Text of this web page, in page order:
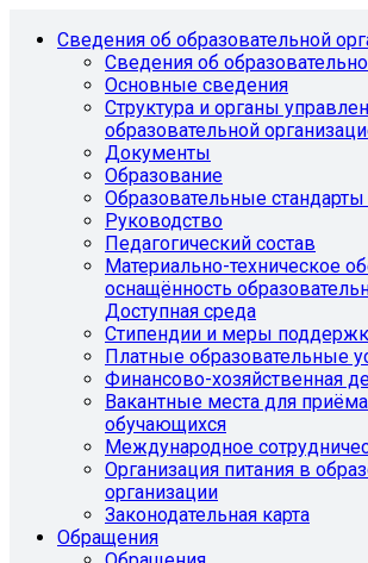
Сведения об образовательной
Сведения об
Основные сведения
Структура и органы
образовательной
Документы
Образование
Образовательные
Руководство
Педагогический состав
Материально-техническое
оснащённость
Доступная среда
Стипендии и меры
Платные образовательные
Финансово-хозяйственная
Вакантные места для
обучающихся
Международное
Организация питания в
организации
Законодательная карта
Обращения